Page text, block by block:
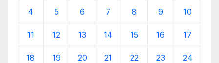
4 5 6 7 8 9 10
11 12 13 14 15 16 17
18 19 20 21 22 23 24